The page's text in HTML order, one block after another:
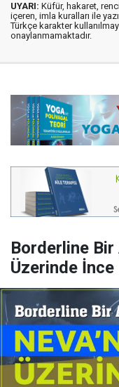
UYARI: Küfür, hakaret,
içeren, imla kuralları ile
Türkçe karakter
onaylanmamaktadır.
Borderline Bir
Üzerinde İnce